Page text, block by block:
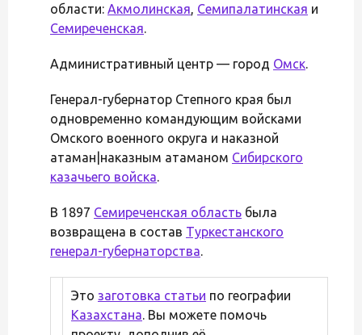
области: Акмолинская, Семипалатинская и
Семиреченская.
Административный центр — город Омск.
Генерал-губернатор Степного края был
одновременно командующим войсками
Омского военного округа и наказной
атаман|наказным атаманом Сибирского
казачьего войска.
В 1897 Семиреченская область была
возвращена в состав Туркестанского
генерал-губернаторства.
Это заготовка статьи по географии
Казахстана. Вы можете помочь